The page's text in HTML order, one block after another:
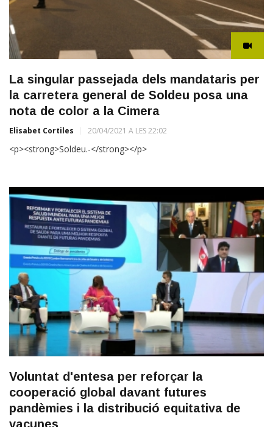
La singular passejada dels mandataris per
la carretera general de Soldeu posa una
nota de color a la Cimera
Elisabet Cortiles 20/04/2021 A LES 22:02
<p><strong>Soldeu.-</strong></p>
Voluntat d'entesa per reforçar la
cooperació global davant futures
pandèmies i la distribució equitativa de
vacunes